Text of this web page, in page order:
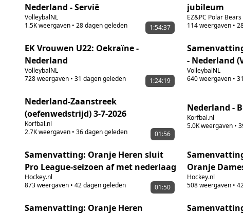
Nederland - Servië
VolleybalNL
1.5Kweergaven • 28 dagen geleden
jubileum
EZ&PC Polar Bears
114weergaven •
1:54:37
EK Vrouwen U22: Oekraïne -
Nederland
VolleybalNL
728weergaven • 31 dagen geleden
- Nederland
VolleybalNL
640weergaven •
1:24:19
Nederland-Zaanstreek
(oefenwedstrijd) 3-7-2026
Korfbal.nl
2.7Kweergaven • 36 dagen geleden
Korfbal.nl
5.0Kweergaven •
01:56
Samenvatting: Oranje Heren sluit
Pro League-seizoen af met nederlaag
Hockey.nl
873weergaven • 42 dagen geleden
Oranje
Hockey.nl
508weergaven •
01:50
Samenvatting: Oranje Heren